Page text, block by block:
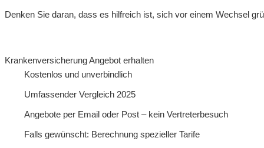
Denken Sie daran, dass es hilfreich ist, sich vor einem Wechsel
Krankenversicherung Angebot erhalten
Kostenlos und unverbindlich
Umfassender Vergleich 2025
Angebote per Email oder Post – kein Vertreterbesuch
Falls gewünscht: Berechnung spezieller Tarife